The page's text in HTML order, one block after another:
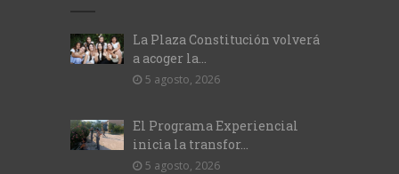
La Plaza Constitución volverá
a acoger la...
5 agosto, 2026
El Programa Experiencial
inicia la transfor...
5 agosto, 2026